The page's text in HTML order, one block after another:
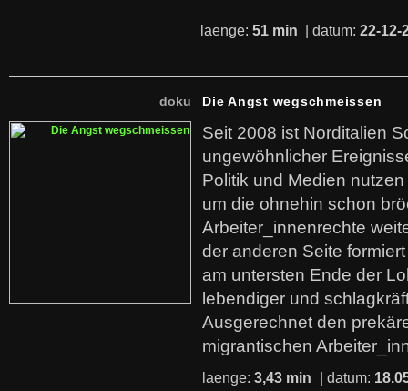
laenge: 51 min | datum: 22-12-
doku Die Angst wegschmeissen
Seit 2008 ist Norditalien
ungewöhnlicher
Politik und Medien
um die ohnehin schon
Arbeiter_innenrechte
der anderen Seite
am untersten Ende der
lebendiger und
Ausgerechnet den
migrantischen
laenge: 3,43 min | datum: